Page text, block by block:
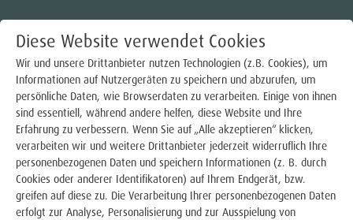
Strom
Stromtarife für Haushaltskunden
Stromtarife für Gewerbekunden
Dynamische Stromtarife
STROM FÜR IHRE
WÄRMEPUMPE
Diese Website verwendet Cookies
Wir und unsere Drittanbieter nutzen Technologien (z.B. Cookies), um
Informationen auf Nutzergeräten zu speichern und abzurufen, um
persönliche Daten, wie Browserdaten zu verarbeiten. Einige von ihnen
sind essentiell, während andere helfen, diese Website und Ihre
Erfahrung zu verbessern. Wenn Sie auf „Alle akzeptieren“ klicken,
verarbeiten wir und weitere Drittanbieter jederzeit widerruflich Ihre
personenbezogenen Daten und speichern Informationen (z. B. durch
Cookies oder anderer Identifikatoren) auf Ihrem Endgerät, bzw.
greifen auf diese zu. Die Verarbeitung Ihrer personenbezogenen Daten
erfolgt zur Analyse, Personalisierung und zur Ausspielung von